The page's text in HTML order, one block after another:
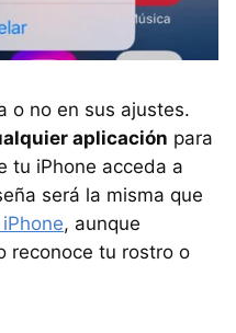
o no en sus ajustes.
aplicación para
tu iPhone acceda a
será la misma que
, aunque
reconoce tu rostro o